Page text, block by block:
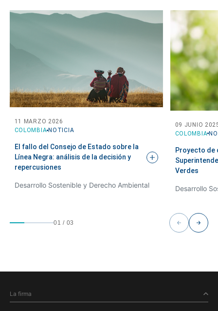
COLOMBIA NOTICIA
11 MARZO 2026
El fallo del Consejo de Estado sobre la
Línea Negra: análisis de la decisión y
repercusiones
Desarrollo Sostenible y Derecho Ambiental
COLOMBIA
09 JUNIO
Proyecto de
Verdes
Desarrollo
01 / 03
La firma